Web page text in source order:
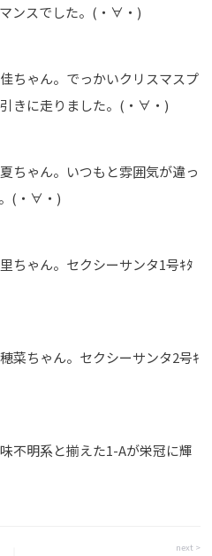
ンスでした。(・∀・)
ちゃん。でっかいクリスマスプ
きに走りました。(・∀・)
ちゃん。いつもと雰囲気が違っ
(・∀・)
ちゃん。セクシーサンタ1号ｷﾀ
菜ちゃん。セクシーサンタ2号ｷ
不明系と揃えた1-Aが栄冠に輝
next >